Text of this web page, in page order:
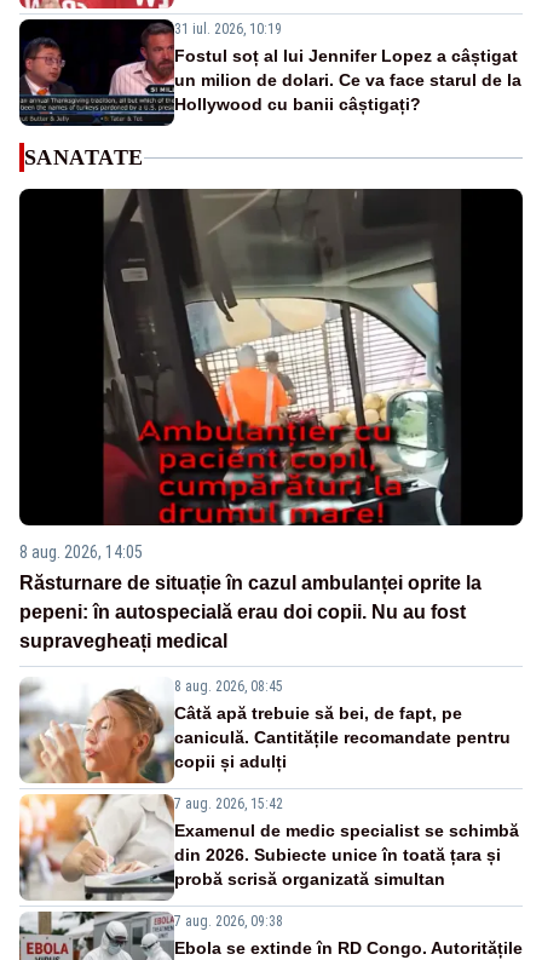
31 iul. 2026, 10:19
Fostul soț al lui Jennifer Lopez a câștigat
un milion de dolari. Ce va face starul de la
Hollywood cu banii câștigați?
SANATATE
8 aug. 2026, 14:05
Răsturnare de situație în cazul ambulanței oprite la
pepeni: în autospecială erau doi copii. Nu au fost
supravegheați medical
8 aug. 2026, 08:45
Câtă apă trebuie să bei, de fapt, pe
caniculă. Cantitățile recomandate pentru
copii și adulți
7 aug. 2026, 15:42
Examenul de medic specialist se schimbă
din 2026. Subiecte unice în toată țara și
probă scrisă organizată simultan
7 aug. 2026, 09:38
Ebola se extinde în RD Congo. Autoritățile